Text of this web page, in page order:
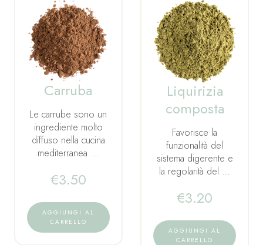
Carruba
Le carrube sono un
ingrediente molto
diffuso nella cucina
mediterranea …
€3.50
AGGIUNGI AL
CARRELLO
Liquirizia
composta
Favorisce la
funzionalità del
sistema digerente e
la regolarità del …
€3.20
AGGIUNGI AL
CARRELLO